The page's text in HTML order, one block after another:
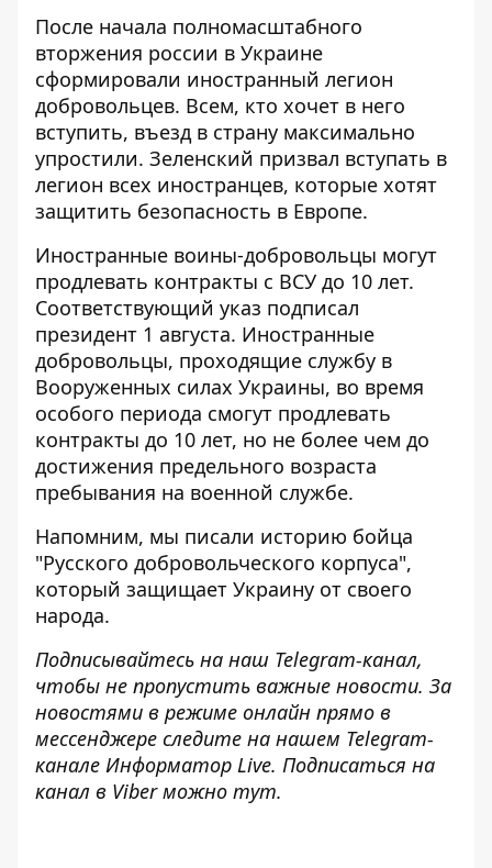
После начала полномасштабного
вторжения россии в Украине
сформировали иностранный легион
добровольцев. Всем, кто хочет в него
вступить, въезд в страну максимально
упростили. Зеленский призвал вступать в
легион всех иностранцев, которые хотят
защитить безопасность в Европе.
Иностранные воины-добровольцы могут
продлевать контракты с ВСУ до 10 лет.
Соответствующий указ подписал
президент 1 августа. Иностранные
добровольцы, проходящие службу в
Вооруженных силах Украины, во время
особого периода смогут продлевать
контракты до 10 лет, но не более чем до
достижения предельного возраста
пребывания на военной службе.
Напомним, мы писали историю бойца
"Русского добровольческого корпуса",
который защищает Украину от своего
народа.
Подписывайтесь на наш Telegram-канал,
чтобы не пропустить важные новости. За
новостями в режиме онлайн прямо в
мессенджере следите на нашем Telegram-
канале Информатор Live. Подписаться на
канал в Viber можно тут.